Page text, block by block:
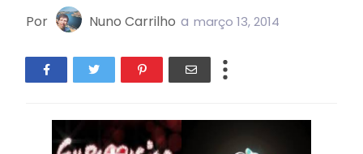
Por Nuno Carrilho a março 13, 2014